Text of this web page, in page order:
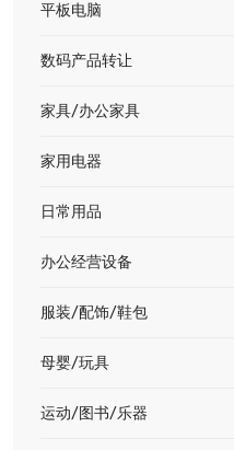
平板电脑
数码产品转让
家具/办公家具
家用电器
日常用品
办公经营设备
服装/配饰/鞋包
母婴/玩具
运动/图书/乐器